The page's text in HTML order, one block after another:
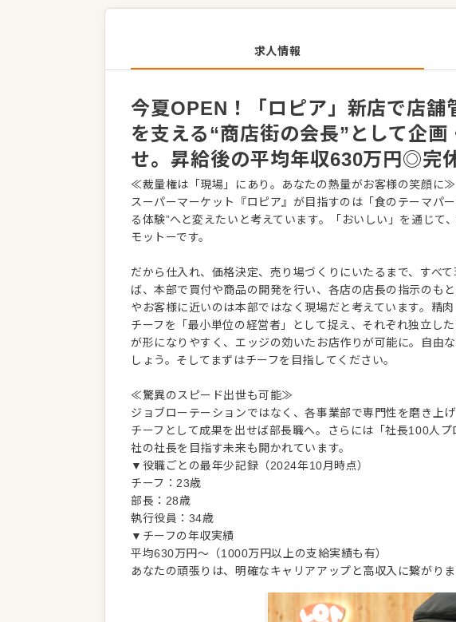
求人情報
今夏OPEN！「ロピア」新店で店舗
を支える“商店街の会長”として企
せ。昇給後の平均年収630万円◎完
≪裁量権は「現場」にあり。あなたの熱量がお客様の笑顔に≫
スーパーマーケット『ロピア』が目指すのは「食のテーマパ
る体験”へと変えたいと考えています。「おいしい」を通じて
モットーです。
だから仕入れ、価格決定、売り場づくりにいたるまで、すべ
ば、本部で買付や商品の開発を行い、各店の店長の指示のも
やお客様に近いのは本部ではなく現場だと考えています。精
チーフを「最小単位の経営者」として捉え、それぞれ独立し
が形になりやすく、エッジの効いたお店作りが可能に。自由
しょう。そしてまずはチーフを目指してください。
≪驚異のスピード出世も可能≫
ジョブローテーションではなく、各事業部で専門性を磨き上
チーフとして成果を出せば部長職へ。さらには「社長100人
社の社長を目指す未来も開かれています。
▼役職ごとの最年少記録（2024年10月時点）
チーフ：23歳
部長：28歳
執行役員：34歳
▼チーフの年収実績
平均630万円～（1000万円以上の支給実績も有）
あなたの頑張りは、明確なキャリアアップと高収入に繋がりま